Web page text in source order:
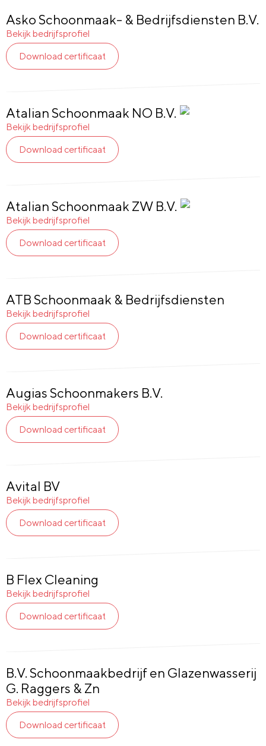
Asko Schoonmaak- & Bedrijfsdiensten B.V.
Bekijk bedrijfsprofiel
Download certificaat
Atalian Schoonmaak NO B.V. Glas
Bekijk bedrijfsprofiel
Download certificaat
Atalian Schoonmaak ZW B.V. Glas
Bekijk bedrijfsprofiel
Download certificaat
ATB Schoonmaak & Bedrijfsdiensten
Bekijk bedrijfsprofiel
Download certificaat
Augias Schoonmakers B.V.
Bekijk bedrijfsprofiel
Download certificaat
Avital BV
Bekijk bedrijfsprofiel
Download certificaat
B Flex Cleaning
Bekijk bedrijfsprofiel
Download certificaat
B.V. Schoonmaakbedrijf en Glazenwasserij
G. Raggers & Zn
Bekijk bedrijfsprofiel
Download certificaat